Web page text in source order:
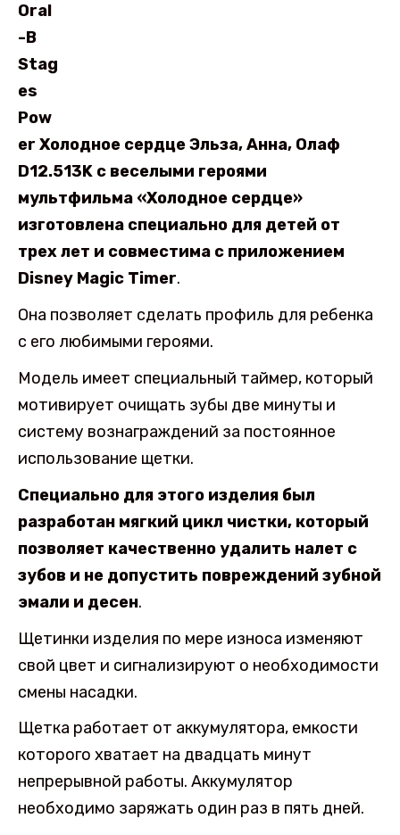
Oral
-B
Stag
es
Pow
er Холодное сердце Эльза, Анна, Олаф
D12.513K с веселыми героями
мультфильма «Холодное сердце»
изготовлена специально для детей от
трех лет и совместима с приложением
Disney Magic Timer.
Она позволяет сделать профиль для ребенка
с его любимыми героями.
Модель имеет специальный таймер, который
мотивирует очищать зубы две минуты и
систему вознаграждений за постоянное
использование щетки.
Специально для этого изделия был
разработан мягкий цикл чистки, который
позволяет качественно удалить налет с
зубов и не допустить повреждений зубной
эмали и десен.
Щетинки изделия по мере износа изменяют
свой цвет и сигнализируют о необходимости
смены насадки.
Щетка работает от аккумулятора, емкости
которого хватает на двадцать минут
непрерывной работы. Аккумулятор
необходимо заряжать один раз в пять дней.